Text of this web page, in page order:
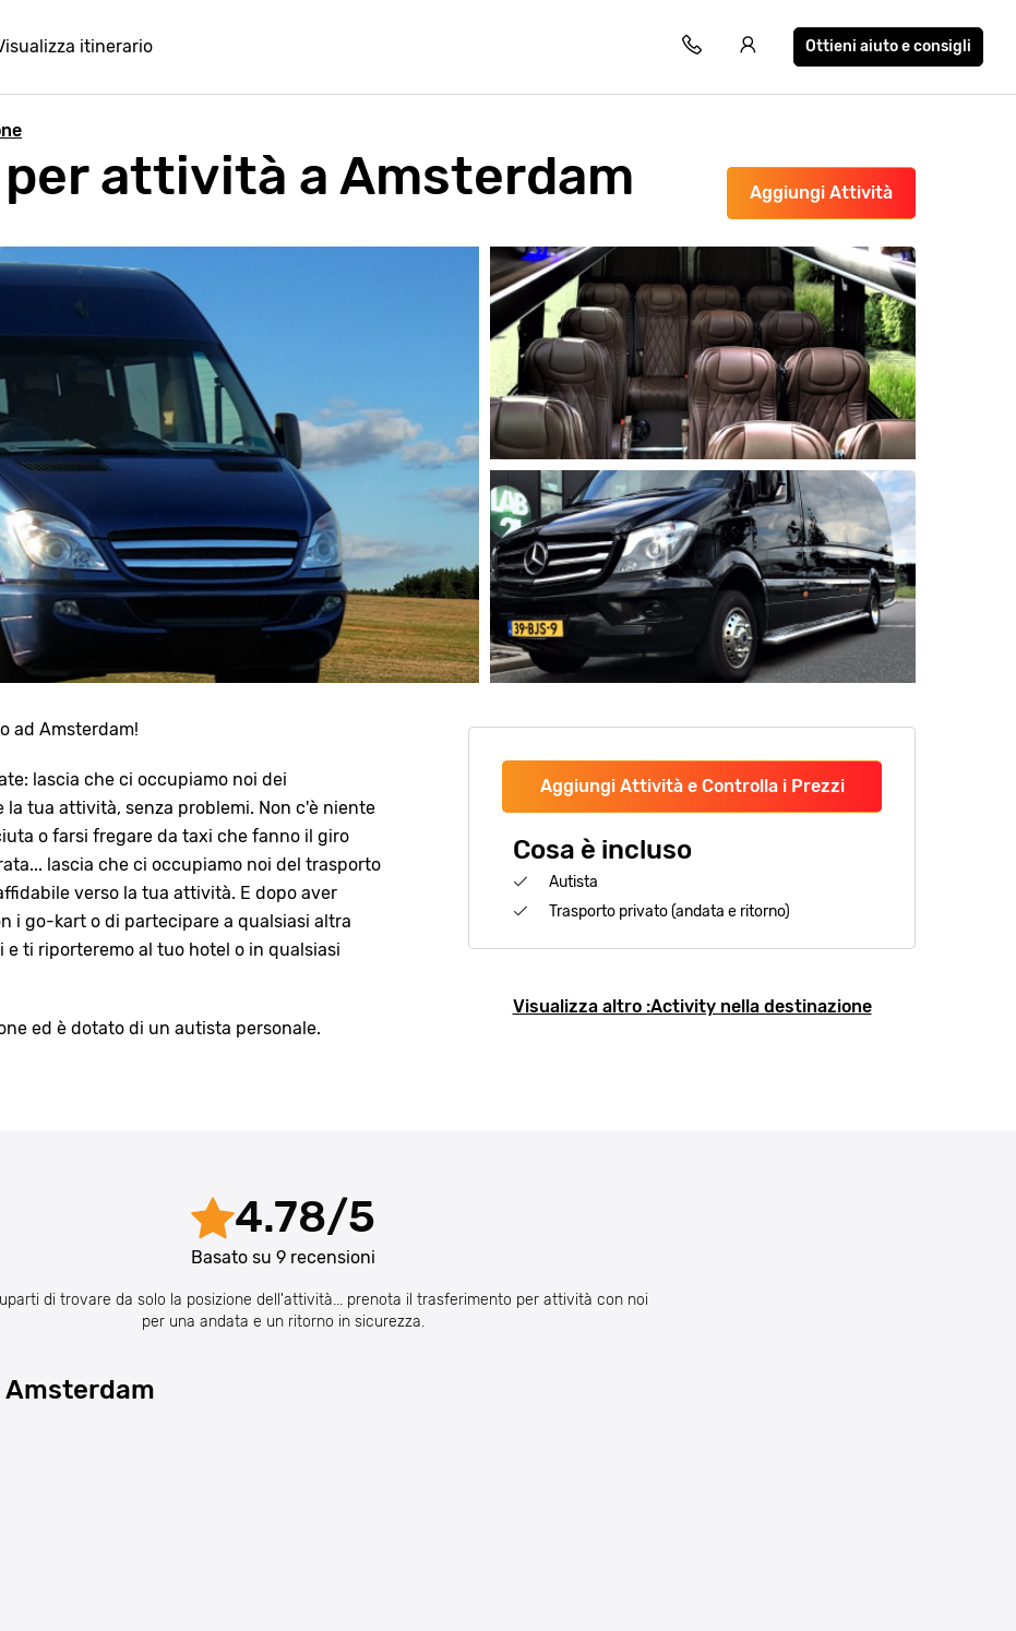
itinerario Ottieni aiuto e consigli
Aggiungi Attività
attività a Amsterdam
Aggiungi Attività e Controlla i Prezzi
Cosa è incluso
Autista
Trasporto privato (andata e ritorno)
Visualizza altro :Activity nella destinazione
ad Amsterdam!
lascia che ci occupiamo noi dei
tua attività, senza problemi. Non c'è niente
o farsi fregare da taxi che fanno il giro
lascia che ci occupiamo noi del trasporto
verso la tua attività. E dopo aver
i go-kart o di partecipare a qualsiasi altra
ti riporteremo al tuo hotel o in qualsiasi
ed è dotato di un autista personale.
4.78/5
Basato su 9recensioni
di trovare da solo la posizione dell'attività... prenota il trasferimento per attività con noi
per una andata e un ritorno in sicurezza.